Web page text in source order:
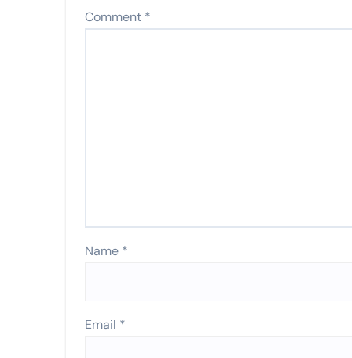
Comment *
Name *
Email *